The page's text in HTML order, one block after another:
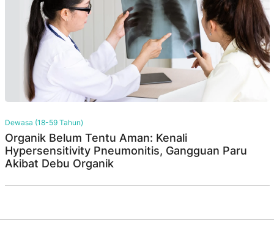
Dewasa (18-59 Tahun)
Organik Belum Tentu Aman: Kenali
Hypersensitivity Pneumonitis, Gangguan Paru
Akibat Debu Organik